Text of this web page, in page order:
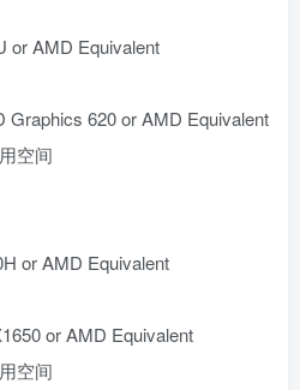
or AMD Equivalent
Graphics 620 or AMD Equivalent
空间
or AMD Equivalent
or AMD Equivalent
空间